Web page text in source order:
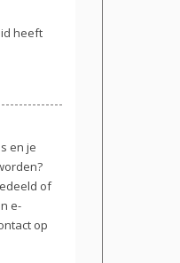
heeft
en je
of
e-
op